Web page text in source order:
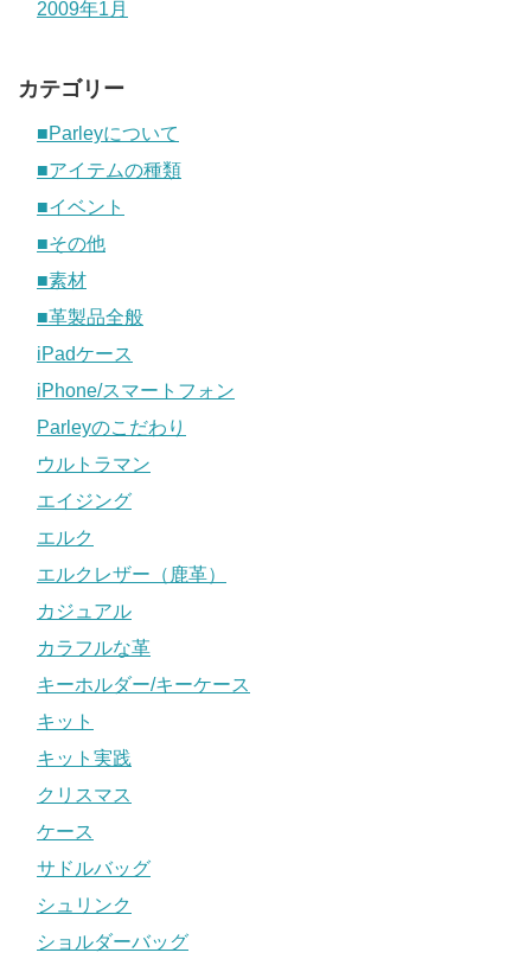
2009年1月
カテゴリー
■Parleyについて
■アイテムの種類
■イベント
■その他
■素材
■革製品全般
iPadケース
iPhone/スマートフォン
Parleyのこだわり
ウルトラマン
エイジング
エルク
エルクレザー（鹿革）
カジュアル
カラフルな革
キーホルダー/キーケース
キット
キット実践
クリスマス
ケース
サドルバッグ
シュリンク
ショルダーバッグ